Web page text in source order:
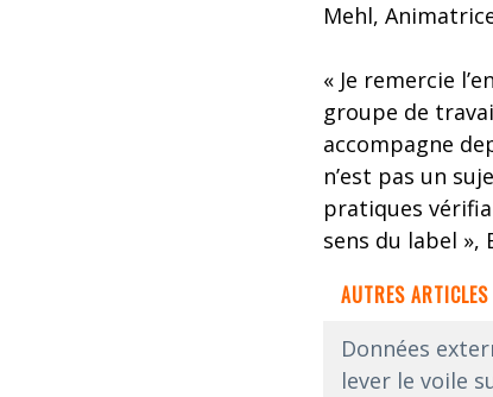
Mehl,
« Je remercie
groupe de
accompagne
n’est pas un
pratiques
sens du label »,
AUTRES ARTICLES
Données
lever le voile